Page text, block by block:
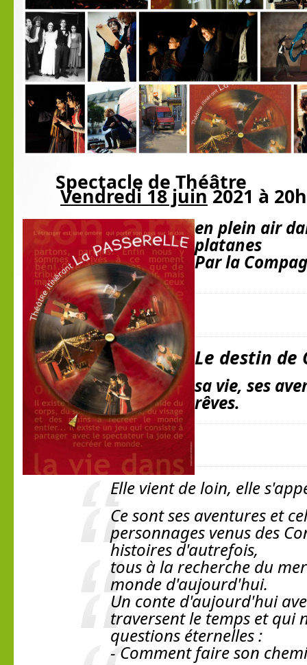
Spectacle de Théâtre
Vendredi 18 juin2021 à
en plein air
platanes
Par la
Le destin de
sa vie, ses
rêves.
Elle vient de loin, elle
Ce sont ses aventures et
personnages venus des
histoires d'autrefois,
tous à la recherche du
monde d'aujourd'hui.
Un conte d'aujourd'hui
traversent le temps et qui
questions éternelles :
- Comment faire son